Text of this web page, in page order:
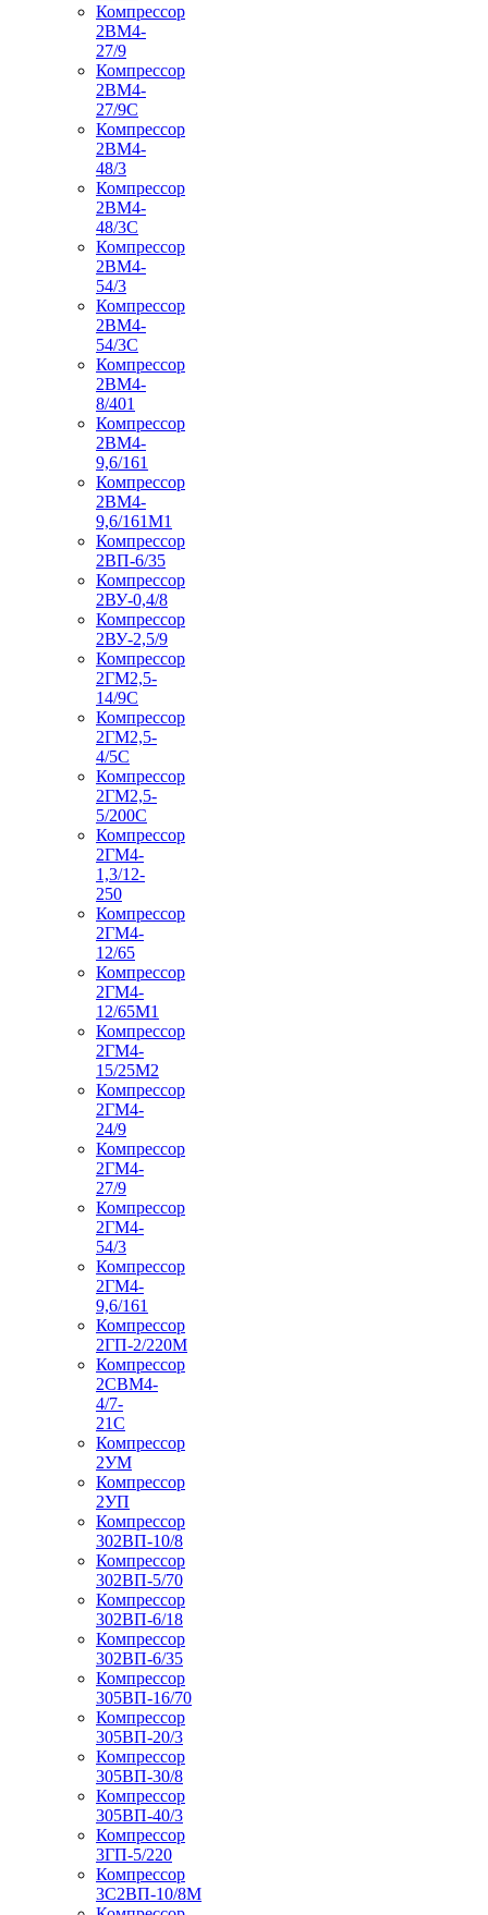
Компрессор
2ВМ4-
27/9
Компрессор
2ВМ4-
27/9С
Компрессор
2ВМ4-
48/3
Компрессор
2ВМ4-
48/3С
Компрессор
2ВМ4-
54/3
Компрессор
2ВМ4-
54/3С
Компрессор
2ВМ4-
8/401
Компрессор
2ВМ4-
9,6/161
Компрессор
2ВМ4-
9,6/161М1
Компрессор
2ВП-6/35
Компрессор
2ВУ-0,4/8
Компрессор
2ВУ-2,5/9
Компрессор
2ГМ2,5-
14/9С
Компрессор
2ГМ2,5-
4/5С
Компрессор
2ГМ2,5-
5/200С
Компрессор
2ГМ4-
1,3/12-
250
Компрессор
2ГМ4-
12/65
Компрессор
2ГМ4-
12/65М1
Компрессор
2ГМ4-
15/25М2
Компрессор
2ГМ4-
24/9
Компрессор
2ГМ4-
27/9
Компрессор
2ГМ4-
54/3
Компрессор
2ГМ4-
9,6/161
Компрессор
2ГП-2/220М
Компрессор
2СВМ4-
4/7-
21С
Компрессор
2УМ
Компрессор
2УП
Компрессор
302ВП-10/8
Компрессор
302ВП-5/70
Компрессор
302ВП-6/18
Компрессор
302ВП-6/35
Компрессор
305ВП-16/70
Компрессор
305ВП-20/3
Компрессор
305ВП-30/8
Компрессор
305ВП-40/3
Компрессор
3ГП-5/220
Компрессор
3С2ВП-10/8М